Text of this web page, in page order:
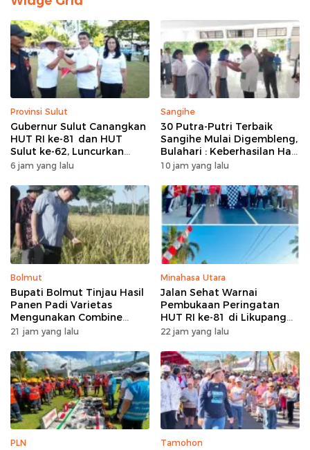
Provinsi Sulut
Gubernur Sulut Canangkan
HUT RI ke-81 dan HUT
Sulut ke-62, Luncurkan
Program Keringanan Pajak
Kelapa
6 jam yang lalu
Sangihe
30 Putra-Putri Terbaik
Sangihe Mulai Digembleng,
Bulahari : Keberhasilan Hari
Ini Bukan Garis Akhir Tapi
10 jam yang lalu
Bolmut
Bupati Bolmut Tinjau Hasil
Panen Padi Varietas
Mengunakan Combine
Harvester
21 jam yang lalu
Minahasa Utara
Jalan Sehat Warnai
Pembukaan Peringatan
HUT RI ke-81 di Likupang
Barat
22 jam yang lalu
PLN Tamohon